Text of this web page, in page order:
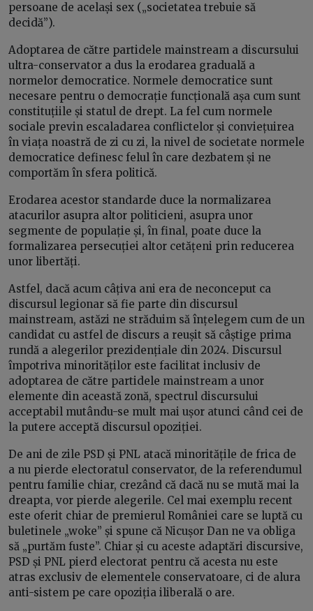
persoane de același sex („societatea trebuie să
decidă”).
Adoptarea de către partidele mainstream a discursului
ultra-conservator a dus la erodarea graduală a
normelor democratice. Normele democratice sunt
necesare pentru o democrație funcțională așa cum sunt
constituțiile și statul de drept. La fel cum normele
sociale previn escaladarea conflictelor și conviețuirea
în viața noastră de zi cu zi, la nivel de societate normele
democratice definesc felul în care dezbatem și ne
comportăm în sfera politică.
Erodarea acestor standarde duce la normalizarea
atacurilor asupra altor politicieni, asupra unor
segmente de populație și, în final, poate duce la
formalizarea persecuției altor cetățeni prin reducerea
unor libertăți.
Astfel, dacă acum câțiva ani era de neconceput ca
discursul legionar să fie parte din discursul
mainstream, astăzi ne străduim să înțelegem cum de un
candidat cu astfel de discurs a reușit să câștige prima
rundă a alegerilor prezidențiale din 2024. Discursul
împotriva minorităților este facilitat inclusiv de
adoptarea de către partidele mainstream a unor
elemente din această zonă, spectrul discursului
acceptabil mutându-se mult mai ușor atunci când cei de
la putere acceptă discursul opoziției.
De ani de zile PSD și PNL atacă minoritățile de frica de
a nu pierde electoratul conservator, de la referendumul
pentru familie chiar, crezând că dacă nu se mută mai la
dreapta, vor pierde alegerile. Cel mai exemplu recent
este oferit chiar de premierul României care se luptă cu
buletinele „woke” și spune că Nicușor Dan ne va obliga
să „purtăm fuste”. Chiar și cu aceste adaptări discursive,
PSD și PNL pierd electorat pentru că acesta nu este
atras exclusiv de elementele conservatoare, ci de alura
anti-sistem pe care opoziția iliberală o are.